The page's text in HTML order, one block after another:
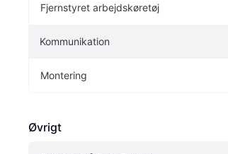
Fjernstyret arbejdskøretøj
Kommunikation
Montering
Øvrigt